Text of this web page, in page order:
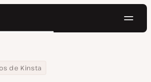
de Kinsta
Agencia vs Programa de Referidos: ¿Cuál